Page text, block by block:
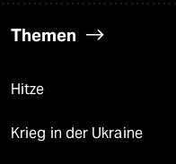
Themen
Hitze
Krieg in der Ukraine